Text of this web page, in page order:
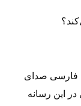
فارسی صدای
در این رسانه